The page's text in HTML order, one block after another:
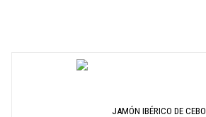
JAMÓN IBÉRICO DE CEBO